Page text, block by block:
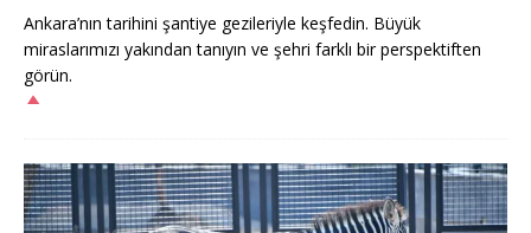
Ankara’nın tarihini şantiye gezileriyle keşfedin. Büyük
miraslarımızı yakından tanıyın ve şehri farklı bir perspektiften
görün.